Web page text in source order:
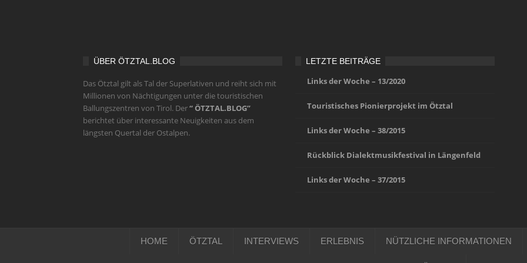
ÜBER ÖTZTAL.BLOG
Das Ötztal gilt als Tal der Superlativen und reiht sich mit
Millionen von Nächtigungen unter die touristischen
Ballungszentren von Tirol. Der“ ÖTZTAL.BLOG”
berichtet über interessante Neuigkeiten aus dem
längsten Quertal der Ostalpen.
LETZTE BEITRÄGE
Links der Woche – 13/2020
Touristisches Pionierprojekt im Ötztal
Links der Woche – 38/2015
Rückblick Dialektmusikfestival in Längenfeld
Links der Woche – 37/2015
HOME ÖTZTAL INTERVIEWS ERLEBNIS NÜTZLICHE INFORMATIONEN